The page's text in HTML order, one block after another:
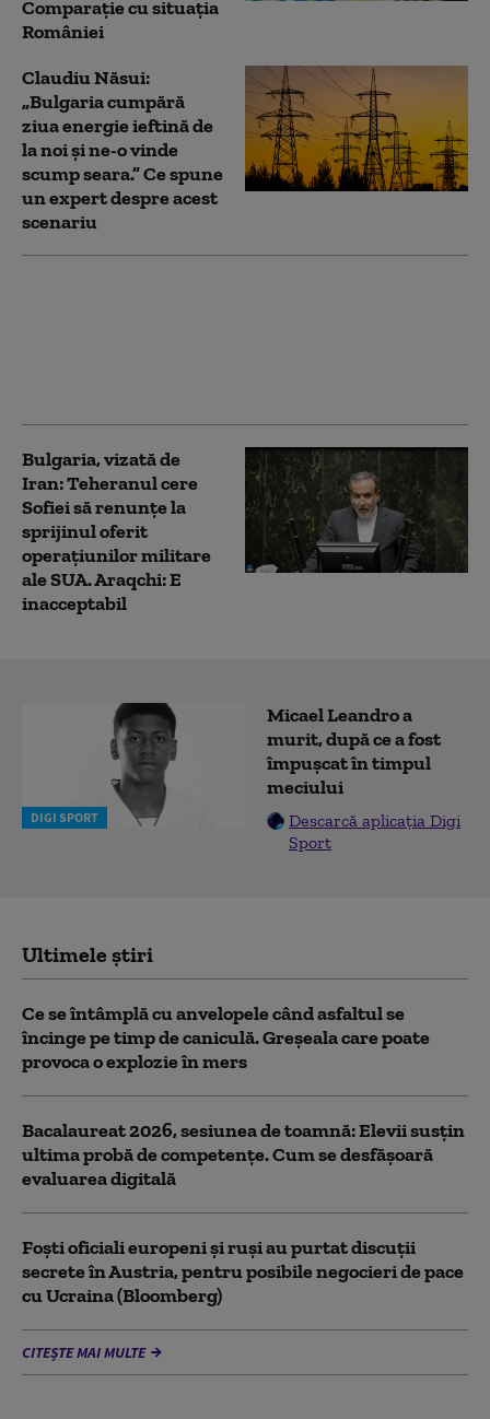
Comparație cu situația
României
Claudiu Năsui:
„Bulgaria cumpără
ziua energie ieftină de
la noi și ne-o vinde
scump seara.” Ce spune
un expert despre acest
scenariu
Bulgaria, vizată de
Iran: Teheranul cere
Sofiei să renunțe la
sprijinul oferit
operațiunilor militare
ale SUA. Araqchi: E
inacceptabil
DIGI SPORT
Micael Leandro a
murit, după ce a fost
împușcat în timpul
meciului
Descarcă aplicația Digi
Sport
Ultimele știri
Ce se întâmplă cu anvelopele când asfaltul se
încinge pe timp de caniculă. Greșeala care poate
provoca o explozie în mers
Bacalaureat 2026, sesiunea de toamnă: Elevii susțin
ultima probă de competențe. Cum se desfășoară
evaluarea digitală
Foști oficiali europeni și ruși au purtat discuții
secrete în Austria, pentru posibile negocieri de pace
cu Ucraina (Bloomberg)
CITEȘTE MAI MULTE